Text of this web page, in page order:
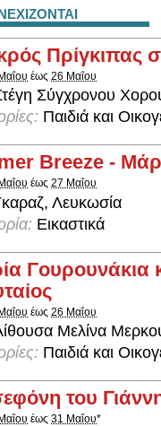
Πρίγκιπας
έως 26 Μαΐου
Σύγχρονου
Παιδιά και
Breeze -
έως 27 Μαΐου
Λευκωσία
Εικαστικά
Γουρουνάκια
έως 26 Μαΐου
Μελίνα
Παιδιά και
του
έως 31 Μαΐου*